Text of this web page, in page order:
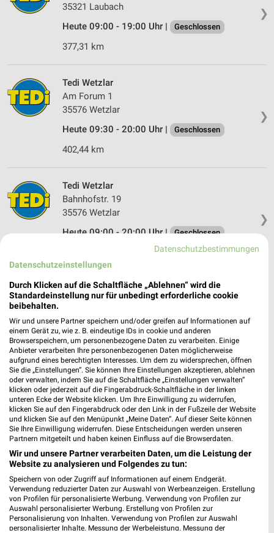
❯
35321 Laubach
Heute 09:00 - 19:00 Uhr |
Geschlossen
377,31 km
❯
Tedi Wetzlar
Am Forum 1
35576 Wetzlar
Heute 09:30 - 20:00 Uhr |
Geschlossen
402,44 km
❯
Tedi Wetzlar
Bahnhofstr. 19
35576 Wetzlar
Heute 09:00 - 20:00 Uhr | Geschlossen
Tedi Butzbach
Philipp-Reis-Str. 1
35510 Butzbach
Heute 09:00 - 20:00 Uhr | Geschlossen
400,76 km
Tedi Wetzlar
Langgasse 71
35576 Wetzlar
Heute 09:00 - 19:00 Uhr | Geschlossen
403,35 km
Tedi Aßlar
Walbergraben 3
35614 Aßlar
Datenschutzbestimmungen
Datenschutzeinstellungen
Durch Klicken auf die Schaltfläche „Ablehnen“ wird die
Standardeinstellung nur für unbedingt erforderliche cookie
beibehalten.
Wir und unsere Partner speichern und/oder greifen auf Informationen auf
einem Gerät zu, wie z. B. eindeutige IDs in cookie und anderen
Browserspeichern, um personenbezogene Daten zu verarbeiten. Einige
Anbieter verarbeiten Ihre personenbezogenen Daten möglicherweise
aufgrund eines berechtigten Interesses. Um dem zu widersprechen, öffnen
Sie die „Einstellungen“. Sie können Ihre Einstellungen akzeptieren, ablehnen
oder verwalten, indem Sie auf die Schaltfläche „Einstellungen verwalten“
klicken oder jederzeit auf die Fingerabdruck-Schaltfläche in der linken
unteren Ecke der Website klicken. Um Ihre Einwilligung zu widerrufen,
klicken Sie auf den Fingerabdruck oder den Link in der Fußzeile der Website
und klicken Sie auf den Menüpunkt „Meine Daten“. Auf dieser Seite können
Sie Ihre Einwilligung widerrufen. Diese Entscheidungen werden unseren
Partnern mitgeteilt und haben keinen Einfluss auf die Browserdaten.
Wir und unsere Partner verarbeiten Daten, um die Leistung der
Website zu analysieren und Folgendes zu tun:
Speichern von oder Zugriff auf Informationen auf einem Endgerät.
Verwendung reduzierter Daten zur Auswahl von Werbeanzeigen. Erstellung
von Profilen für personalisierte Werbung. Verwendung von Profilen zur
Auswahl personalisierter Werbung. Erstellung von Profilen zur
Personalisierung von Inhalten. Verwendung von Profilen zur Auswahl
personalisierter Inhalte. Messung der Werbeleistung. Messung der